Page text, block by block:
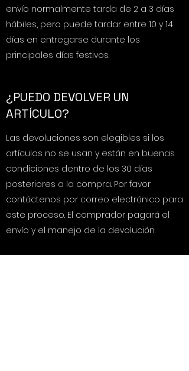
envío normalmente tarda de 2 a 3 días
hábiles, pero puede tardar entre 10 y 14
días en entregarse durante los
principales días festivos.
¿PUEDO DEVOLVER UN
ARTÍCULO?
Las devoluciones son elegibles si los
artículos no se usan y están en buenas
condiciones dentro de los 30 días
posteriores a la compra. Por favor
contáctenos por correo electrónico para
este proceso. El comprador pagará el
envío y el manejo de la devolución.